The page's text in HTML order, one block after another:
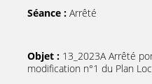
Séance : Arrêté
Objet : 13_2023A Arrêté
modification n°1 du Plan